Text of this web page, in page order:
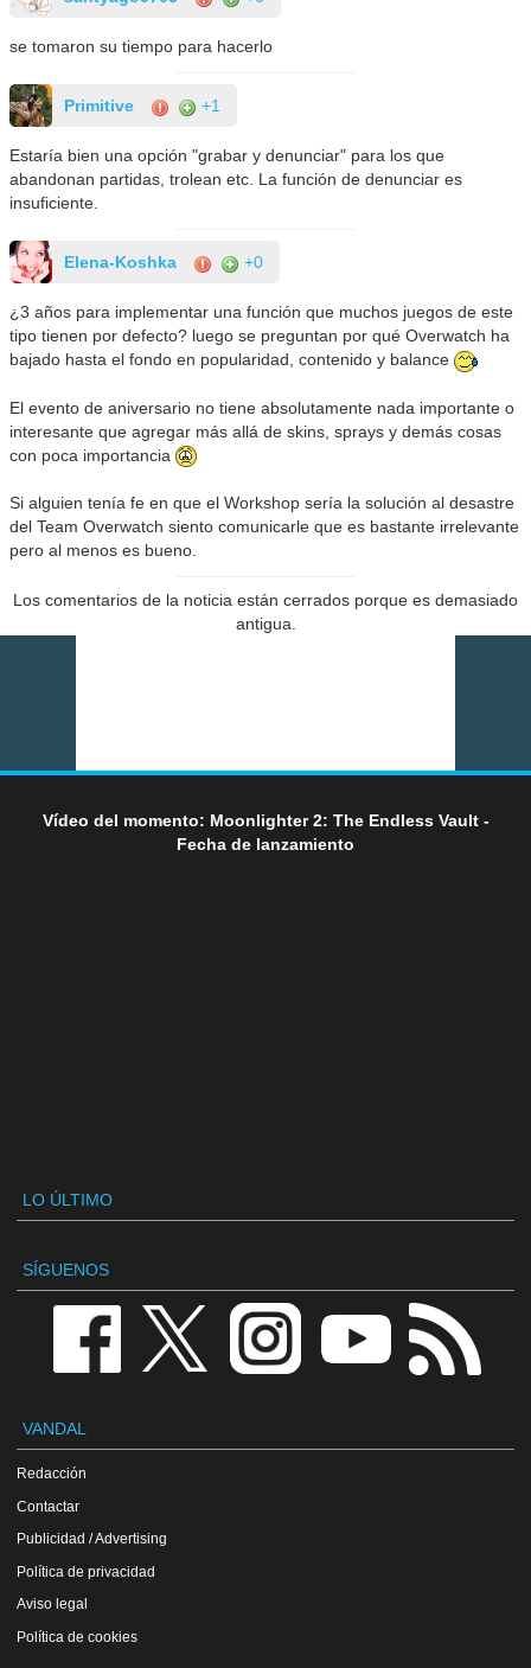
se tomaron su tiempo para hacerlo
Primitive +1
Estaría bien una opción "grabar y denunciar" para los que
abandonan partidas, trolean etc. La función de denunciar es
insuficiente.
Elena-Koshka +0
¿3 años para implementar una función que muchos juegos de este
tipo tienen por defecto? luego se preguntan por qué Overwatch ha
bajado hasta el fondo en popularidad, contenido y balance
El evento de aniversario no tiene absolutamente nada importante o
interesante que agregar más allá de skins, sprays y demás cosas
con poca importancia
Si alguien tenía fe en que el Workshop sería la solución al desastre
del Team Overwatch siento comunicarle que es bastante irrelevante
pero al menos es bueno.
Los comentarios de la noticia están cerrados porque es demasiado
antigua.
Vídeo del momento: Moonlighter 2: The Endless Vault -
Fecha de lanzamiento
LO ÚLTIMO
SÍGUENOS
VANDAL
Redacción
Contactar
Publicidad / Advertising
Política de privacidad
Aviso legal
Política de cookies